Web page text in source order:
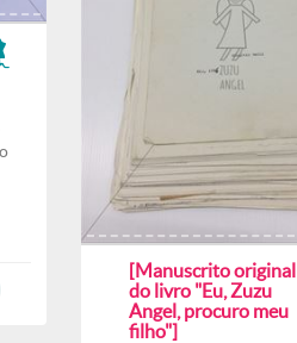
[Manuscrito original
do livro "Eu, Zuzu
Angel, procuro meu
filho"]